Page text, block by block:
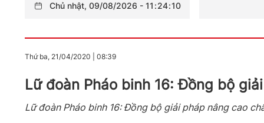
LỜI BÁC HỒ DẠY NGÀY NÀY NĂM XƯA
KỶ NIỆM 110 NĂM NGÀY BÁC HỒ RA ĐI
Chủ nhật, 09/08/2026 -11 :24:11
Thứ ba, 21/04/2020 08:39
Lữ đoàn Pháo binh 16: Đồng bộ
Lữ đoàn Pháo binh 16: Đồng bộ giải pháp nâng cao